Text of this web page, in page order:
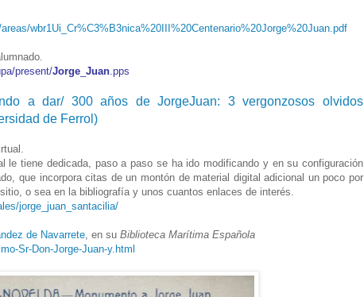
wbr1Ui_Cr%C3%B3nica%20III%20Centenario%20Jorge%20Juan.pdf
present/Jorge Juan .pps
a dar/ 300 años de JorgeJuan: 3 vergonzosos olvidos
de Ferrol)
le tiene dedicada, paso a paso se ha ido modificando y en su configuración
que incorpora citas de un montón de material digital adicional un poco por
o sea en la bibliografía y unos cuantos enlaces de interés.
jorge_juan_santacilia/
de Navarrete , en su Biblioteca Marítima Española
Sr-Don-Jorge-Juan-y.html